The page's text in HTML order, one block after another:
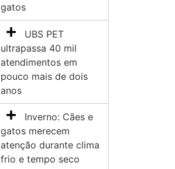
gatos
UBS PET
ultrapassa 40 mil
atendimentos em
pouco mais de dois
anos
Inverno: Cães e
gatos merecem
atenção durante clima
frio e tempo seco